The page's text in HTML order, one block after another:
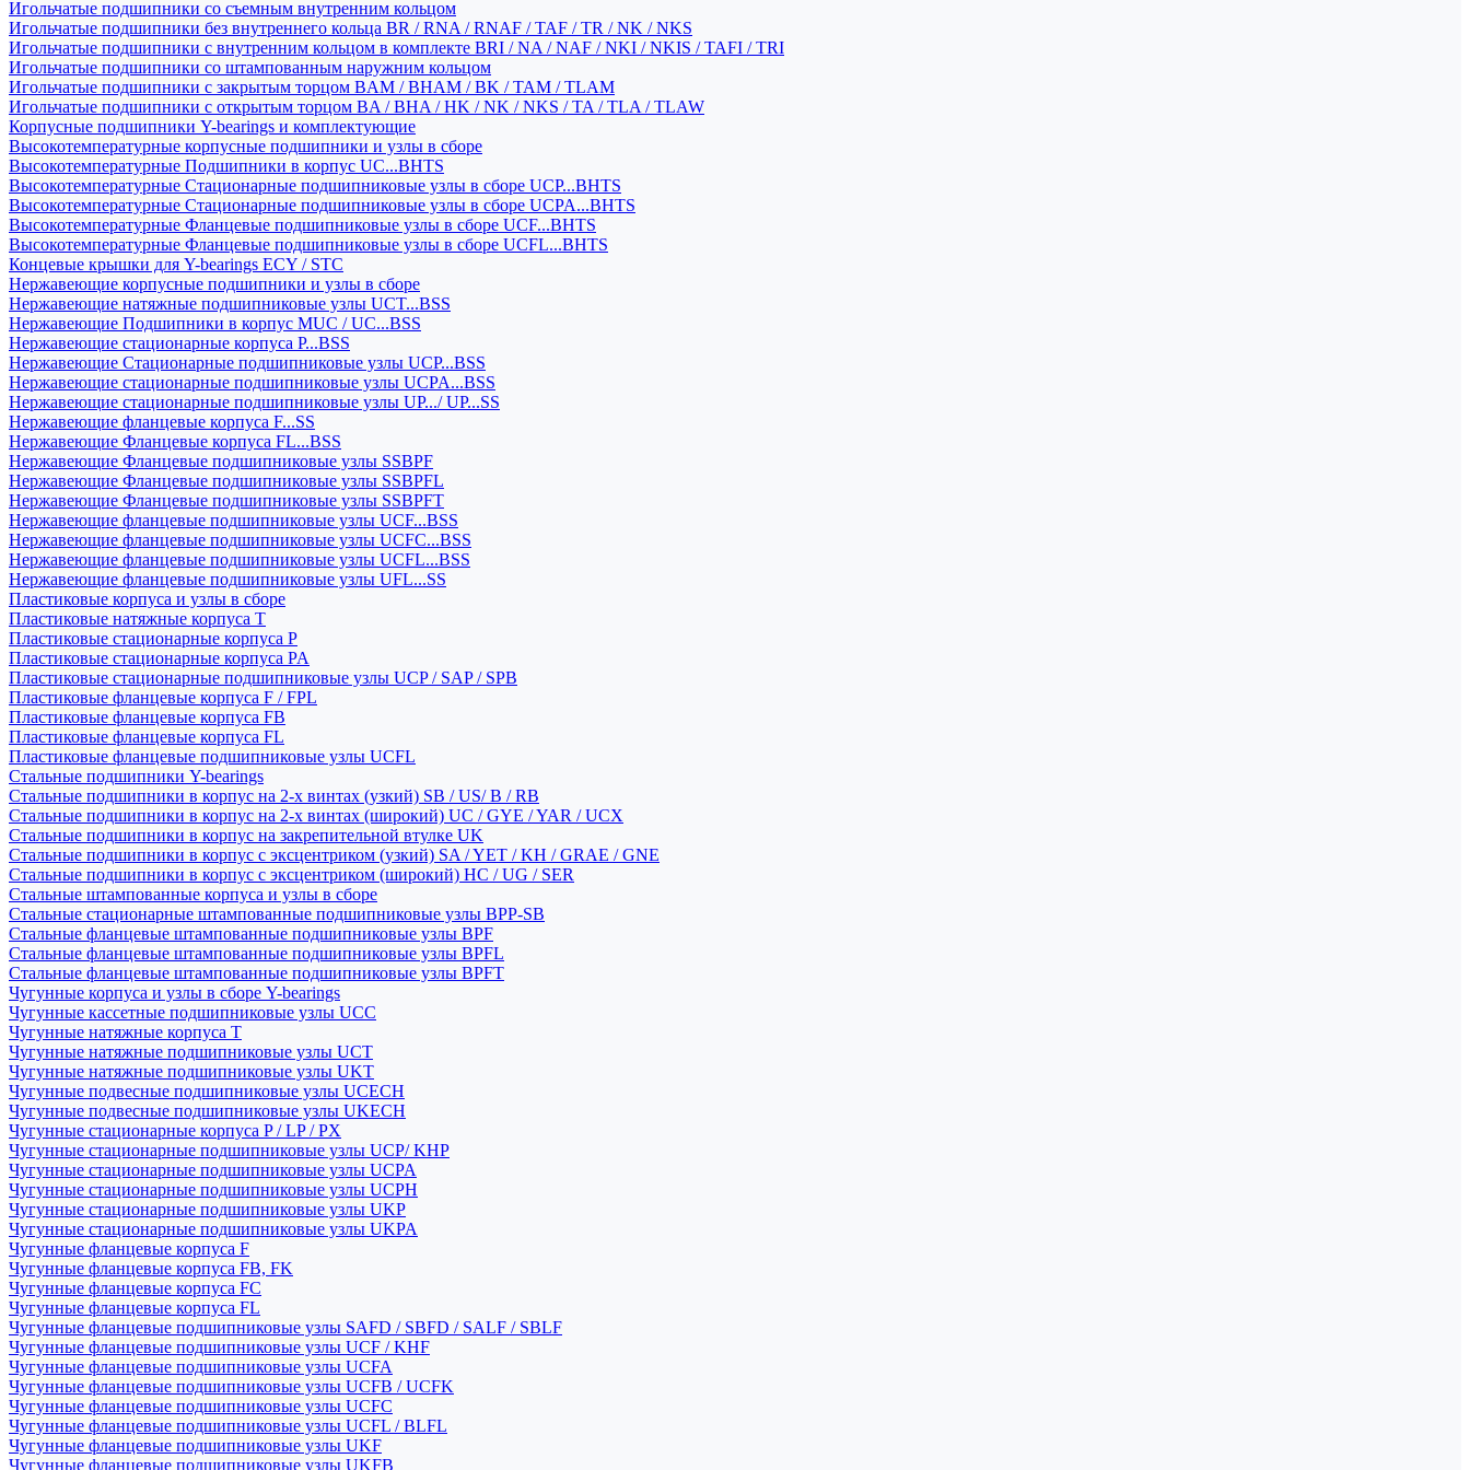
Игольчатые подшипники со съемным внутренним кольцом
Игольчатые подшипники без внутреннего кольца BR / RNA / RNAF / TAF / TR / NK / NKS
Игольчатые подшипники с внутренним кольцом в комплекте BRI / NA / NAF / NKI / NKIS / TAFI / TRI
Игольчатые подшипники со штампованным наружним кольцом
Игольчатые подшипники с закрытым торцом BAM / BHAM / BK / TAM / TLAM
Игольчатые подшипники с открытым торцом BA / BHA / HK / NK / NKS / TA / TLA / TLAW
Корпусные подшипники Y-bearings и комплектующие
Высокотемпературные корпусные подшипники и узлы в сборе
Высокотемпературные Подшипники в корпус UC...BHTS
Высокотемпературные Стационарные подшипниковые узлы в сборе UCP...BHTS
Высокотемпературные Стационарные подшипниковые узлы в сборе UCPA...BHTS
Высокотемпературные Фланцевые подшипниковые узлы в сборе UCF...BHTS
Высокотемпературные Фланцевые подшипниковые узлы в сборе UCFL...BHTS
Концевые крышки для Y-bearings ECY / STC
Нержавеющие корпусные подшипники и узлы в сборе
Нержавеющие натяжные подшипниковые узлы UCT...BSS
Нержавеющие Подшипники в корпус MUC / UC...BSS
Нержавеющие стационарные корпуса P...BSS
Нержавеющие Стационарные подшипниковые узлы UCP...BSS
Нержавеющие стационарные подшипниковые узлы UCPA...BSS
Нержавеющие стационарные подшипниковые узлы UP.../ UP...SS
Нержавеющие фланцевые корпуса F...SS
Нержавеющие Фланцевые корпуса FL...BSS
Нержавеющие Фланцевые подшипниковые узлы SSBPF
Нержавеющие Фланцевые подшипниковые узлы SSBPFL
Нержавеющие Фланцевые подшипниковые узлы SSBPFT
Нержавеющие фланцевые подшипниковые узлы UCF...BSS
Нержавеющие фланцевые подшипниковые узлы UCFC...BSS
Нержавеющие фланцевые подшипниковые узлы UCFL...BSS
Нержавеющие фланцевые подшипниковые узлы UFL...SS
Пластиковые корпуса и узлы в сборе
Пластиковые натяжные корпуса T
Пластиковые стационарные корпуса P
Пластиковые стационарные корпуса PA
Пластиковые стационарные подшипниковые узлы UCP / SAP / SPB
Пластиковые фланцевые корпуса F / FPL
Пластиковые фланцевые корпуса FB
Пластиковые фланцевые корпуса FL
Пластиковые фланцевые подшипниковые узлы UCFL
Стальные подшипники Y-bearings
Стальные подшипники в корпус на 2-х винтах (узкий) SB / US/ B / RB
Стальные подшипники в корпус на 2-х винтах (широкий) UC / GYE / YAR / UCX
Стальные подшипники в корпус на закрепительной втулке UK
Стальные подшипники в корпус с эксцентриком (узкий) SA / YET / KH / GRAE / GNE
Стальные подшипники в корпус с эксцентриком (широкий) HC / UG / SER
Стальные штампованные корпуса и узлы в сборе
Стальные стационарные штампованные подшипниковые узлы BPP-SB
Стальные фланцевые штампованные подшипниковые узлы BPF
Стальные фланцевые штампованные подшипниковые узлы BPFL
Стальные фланцевые штампованные подшипниковые узлы BPFT
Чугунные корпуса и узлы в сборе Y-bearings
Чугунные кассетные подшипниковые узлы UCC
Чугунные натяжные корпуса T
Чугунные натяжные подшипниковые узлы UCT
Чугунные натяжные подшипниковые узлы UKT
Чугунные подвесные подшипниковые узлы UCECH
Чугунные подвесные подшипниковые узлы UKECH
Чугунные стационарные корпуса P / LP / PX
Чугунные стационарные подшипниковые узлы UCP/ KHP
Чугунные стационарные подшипниковые узлы UCPA
Чугунные стационарные подшипниковые узлы UCPH
Чугунные стационарные подшипниковые узлы UKP
Чугунные стационарные подшипниковые узлы UKPA
Чугунные фланцевые корпуса F
Чугунные фланцевые корпуса FB, FK
Чугунные фланцевые корпуса FC
Чугунные фланцевые корпуса FL
Чугунные фланцевые подшипниковые узлы SAFD / SBFD / SALF / SBLF
Чугунные фланцевые подшипниковые узлы UCF / KHF
Чугунные фланцевые подшипниковые узлы UCFA
Чугунные фланцевые подшипниковые узлы UCFB / UCFK
Чугунные фланцевые подшипниковые узлы UCFC
Чугунные фланцевые подшипниковые узлы UCFL / BLFL
Чугунные фланцевые подшипниковые узлы UKF
Чугунные фланцевые подшипниковые узлы UKFB